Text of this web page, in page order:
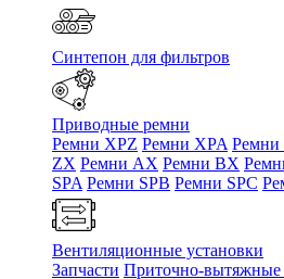
Синтепон для фильтров
Приводные ремни
Ремни XPZ Ремни XPA Ремни
ZX Ремни AX Ремни BX
SPA Ремни SPB Ремни SPC
Вентиляционные установки
Запчасти Приточно-вытяжные